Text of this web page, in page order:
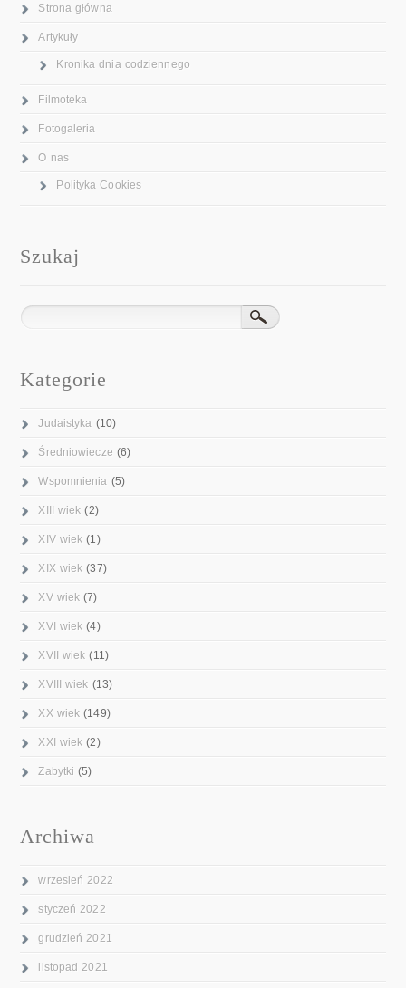
Strona główna
Artykuły
Kronika dnia codziennego
Filmoteka
Fotogaleria
O nas
Polityka Cookies
Szukaj
Kategorie
Judaistyka (10)
Średniowiecze (6)
Wspomnienia (5)
XIII wiek (2)
XIV wiek (1)
XIX wiek (37)
XV wiek (7)
XVI wiek (4)
XVII wiek (11)
XVIII wiek (13)
XX wiek (149)
XXI wiek (2)
Zabytki (5)
Archiwa
wrzesień 2022
styczeń 2022
grudzień 2021
listopad 2021